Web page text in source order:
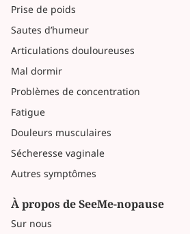
Prise de poids
Sautes d’humeur
Articulations douloureuses
Mal dormir
Problèmes de concentration
Fatigue
Douleurs musculaires
Sécheresse vaginale
Autres symptômes
À propos de SeeMe-nopause
Sur nous